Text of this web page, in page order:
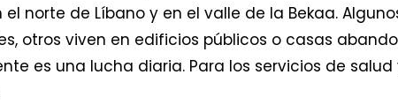
norte de Líbano y en el valle de la Bekaa.
otros viven en edificios públicos o casas
es una lucha diaria. Para los servicios de salud